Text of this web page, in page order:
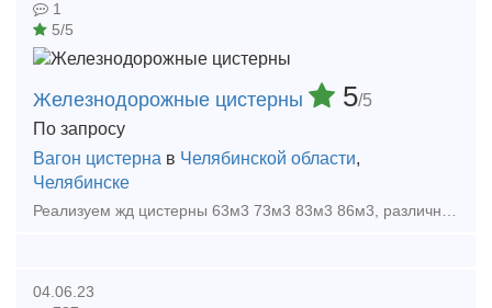
1
5/5
Железнодорожные цистерны 5/5
По запросу
Вагон цистерна в Челябинской области,
Челябинске
Реализуем жд цистерны 63м3 73м3 83м3 86м3, различных типов, Марка стали 09г2с , толщина металла 10-15 мм. Организуем доставку, наличный и безналичный расчет. Тип предложения: предл
04.06.23